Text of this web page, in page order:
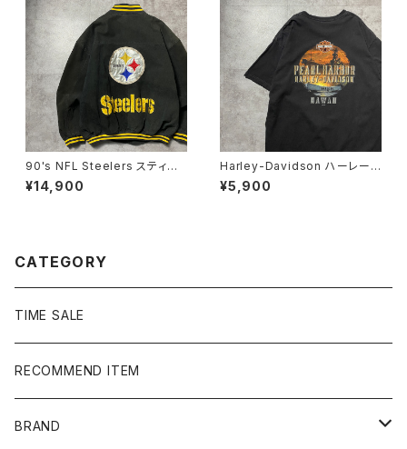
90's NFL Steelers スティー
ラーズ バックロゴ ラインリ
ブ スタジャン レザージャケッ
¥14,900
Harley-Davidson ハーレーダ
ビッドソン サンセット×船 バ
ックプリント ブラック 黒 T
¥5,900
CATEGORY
TIME SALE
RECOMMEND ITEM
BRAND